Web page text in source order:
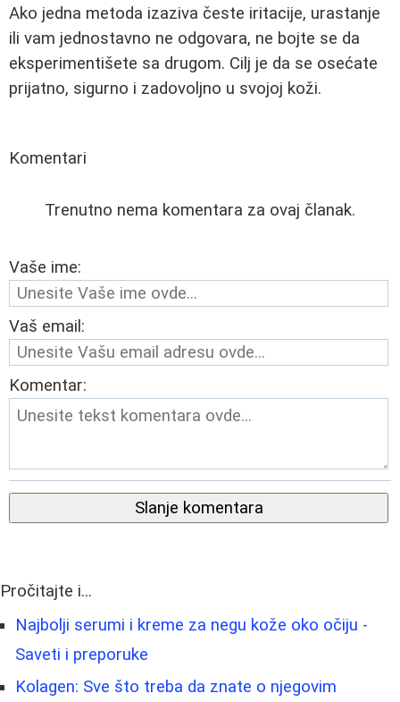
Ako jedna metoda izaziva česte iritacije, urastanje
ili vam jednostavno ne odgovara, ne bojte se da
eksperimentišete sa drugom. Cilj je da se osećate
prijatno, sigurno i zadovoljno u svojoj koži.
Komentari
Trenutno nema komentara za ovaj članak.
Vaše ime:
Vaš email:
Komentar:
Slanje komentara
Pročitajte i...
Najbolji serumi i kreme za negu kože oko očiju -
Saveti i preporuke
Kolagen: Sve što treba da znate o njegovim